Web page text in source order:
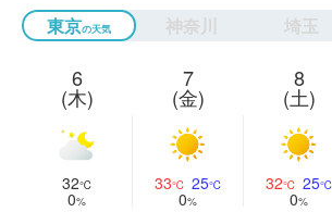
東京 神奈川 埼玉
6
(木)
32
0
7
(金)
33 25
0
8
(土)
32 25
0